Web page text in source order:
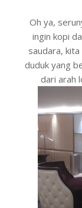
Oh ya,
ingin kopi
saudara,
duduk yang
dari arah